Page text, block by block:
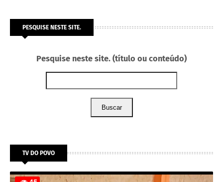
PESQUISE NESTE SITE.
Pesquise neste site. (título ou conteúdo)
Buscar
TV DO POVO